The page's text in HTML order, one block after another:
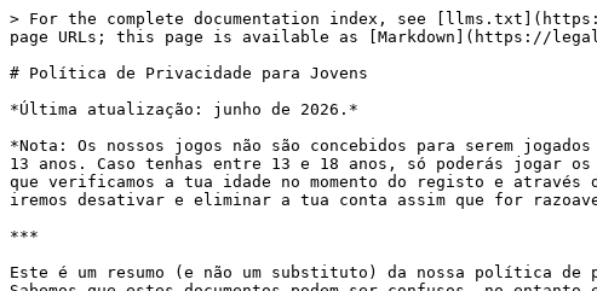
> For the complete documentation index, see [llms.txt](https://legal.jagex.com/llms.txt). Markdown versions of documentation pages are available by appending `.md` to page URLs; this page is available as [Markdown](https://legal.jagex.com/pt-pt/docs/policies/privacy/aad.md).

# Política de Privacidade para Jovens

*Última atualização: junho de 2026.*

*Nota: Os nossos jogos não são concebidos para serem jogados por crianças menores de 13 anos. Não poderás criar uma conta nem jogar os nossos jogos se fores menor de 13 anos. Caso tenhas entre 13 e 18 anos, só poderás jogar os nossos jogos se tiveres autorização de um dos teus pais ou do teu encarregado de educação. Tem em atenção que verificamos a tua idade no momento do registo e através de uma monitorização limitada das tuas interações no nosso jogo. Se tiveres menos de 13 anos de idade, iremos desativar e eliminar a tua conta assim que for razoavelmente possível.*

***

Este é um resumo (e não um substituto) da nossa política de privacidade completa, que podes consultar [aqui](https://legal.jagex.com/pt-pt/docs/policies/privacy). Sabemos que estes documentos podem ser confusos, no entanto esperamos que a seguinte política de privacidade de leitura simplificada explique como utilizamos e cuidamos das informações que temos sobre ti e os teus direitos.

**Quem somos?** Somos a Jagex Ltd., uma empresa de videojogos. A nossa morada é 220 Cambridge Science Park, Cambridge, Inglaterra, CB4 0WA.

O teu bem-estar e a tua privacidade são a nossa prioridade. Na Jagex, fazemos o nosso melhor para manter as tuas informações seguras e privadas e apenas utilizaremos os teus dados pessoais de formas seguras, justas e benéficas para ti. Tem em atenção que podemos ter de atualizar a nossa política de privacidade para te podermos informar acerca de alterações à forma como utilizamos as tuas informações ou em caso de alterações na lei. Deves consultar este documento com regularidade para te certificares de que estás a par das alterações. Quando fizermos alterações importantes a esta política, ao [Acordo de Licença de Utilizador Final](https://legal.jagex.com/pt-pt/docs/terms/eula/aad), às [Regras de Jogo](https://legal.jagex.com/docs/rules/rules-of-runescape) ou aos nossos [Termos e Condições](https://legal.jagex.com/pt-pt/docs/terms/terms-and-conditions/aad), notificar-te-emos.

**Que informações recolhemos sobre ti**

Podemos recolher diferentes tipos de informações, dependendo da forma como utilizas o nosso site. Podemos recolher:

* o teu nome;
* a tua data de nascimento, endereço de email e nome de utilizador;
* informações sobre os jogos em que te registaste para jogar;
* informações técnicas sobre o teu computador, telemóvel ou outro dispositivo que utilizes para visitar o nosso site ou para jogar qualquer um dos nossos jogos
* os teus detalhes de início de sessão;
* o teu nome de utilizador nas redes sociais;
* informações sobre a tua visita ao nosso site, incluindo a forma como jogas qualquer um dos nossos jogos, quaisquer pesquisas que faças no site e outros sites que visites a partir do nosso site. Algumas destas informações são fornecidas por cookies (pequenos ficheiros de software de computador) que operam no nosso site. Para mais informações sobre cookies, o seu modo de funcionamento e que cookies utilizamos no nosso site, consulta a nossa [Política de Cookies](https://www.jagex.com/pt-PT/terms/cookies);
* informações de pagamento; ou
* pedidos de apoio ao cliente e mensagens que nos enviares.

**Quando e como recolhemos as tuas informações?**

És tu que nos forneces